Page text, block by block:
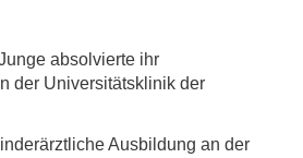
absolvierte ihr
der Universitätsklinik der
Ausbildung an der